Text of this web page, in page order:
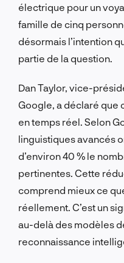
électrique pour un
famille de cinq
désormais l’intention
partie de la question.
Dan Taylor, vice-
Google, a déclaré que
en temps réel. Selon
linguistiques avancés
d’environ 40 % le
pertinentes. Cette
comprend mieux ce
réellement. C’est un
au-delà des modèles
reconnaissance